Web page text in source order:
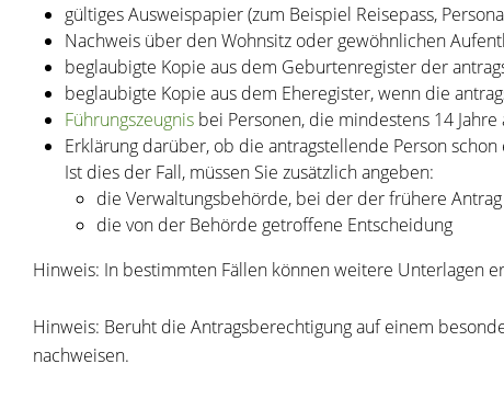
gültiges Ausweispapier (zum Beispiel Reisepass,
Nachweis über den Wohnsitz oder gewöhnlichen
beglaubigte Kopie aus dem Geburtenregister der
beglaubigte Kopie aus dem Eheregister, wenn die
Führungszeugnisbei Personen, die mindestens 14 Jahre
Erklärung darüber, ob die antragstellende Person
Ist dies der Fall, müssen Sie zusätzlich angeben:
die Verwaltungsbehörde, bei der der frühere
die von der Behörde getroffene Entscheidung
Hinweis: In bestimmten Fällen können weitere Unterlagen
Hinweis: Beruht die Antragsberechtigung auf einem
nachweisen.